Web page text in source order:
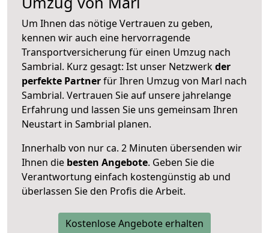
Um Ihnen das nötige Vertrauen zu geben,
kennen wir auch eine hervorragende
Transportversicherung für einen Umzug nach
Sambrial. Kurz gesagt: Ist unser Netzwerkder
perfekte Partnerfür Ihren Umzug von Marl nach
Sambrial. Vertrauen Sie auf unsere jahrelange
Erfahrung und lassen Sie uns gemeinsam Ihren
Neustart in Sambrial planen.
Innerhalb von nur ca. 2 Minuten übersenden wir
Ihnen die besten Angebote. Geben Sie die
Verantwortung einfach kostengünstig ab und
überlassen Sie den Profis die Arbeit.
Kostenlose Angebote erhalten